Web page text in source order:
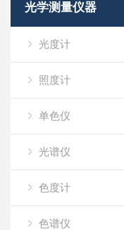
光学测量仪器
光度计
照度计
单色仪
光谱仪
色度计
色谱仪